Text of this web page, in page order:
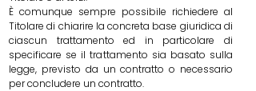
È comunque sempre possibile richiedere al
Titolare di chiarire la concreta base giuridica di
ciascun trattamento ed in particolare di
specificare se il trattamento sia basato sulla
legge, previsto da un contratto o necessario
per concludere un contratto.